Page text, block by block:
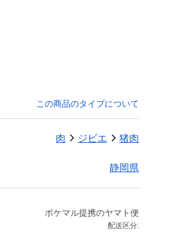
この商品のタイプについて
肉 ジビエ 猪肉
静岡県
ポケマル提携のヤマト便
配送区分: